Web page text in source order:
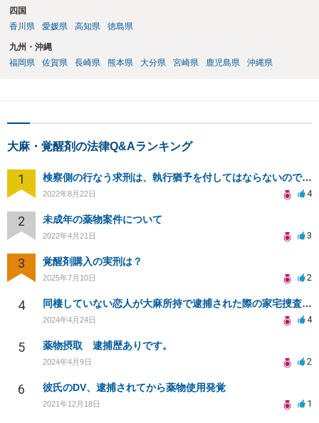
四国
香川県
愛媛県 高知県 徳島県
九州・沖縄
福岡県
佐賀県 長崎県 熊本県 大分県 宮崎県 鹿児島県 沖縄県
大麻・覚醒剤の法律Q&Aランキング
1 検察側の行なう求刑は、執行猶予を付してはならないのですか？
2022年8月22日 4
2 未成年の薬物案件について
2022年4月21日 3
3 覚醒剤購入の実刑は？
2025年7月10日 2
4 同棲していない恋人が大麻所持で逮捕された際の家宅捜査の可能性
2024年4月24日 4
5 薬物摂取 逮捕歴ありです。
2024年4月9日 2
6 彼氏のDV、逮捕されてから薬物使用発覚
2021年12月18日 1